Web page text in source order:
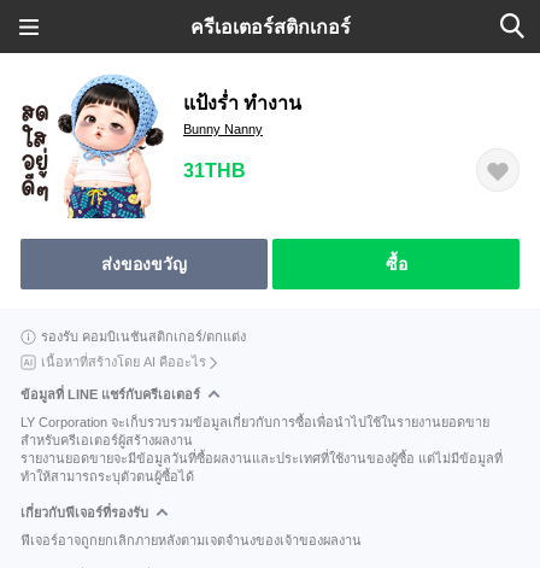
ครีเอเตอร์สติกเกอร์
แป้งร่ำ ทำงาน
Bunny Nanny
31THB
ส่งของขวัญ ซื้อ
รองรับ คอมบิเนชันสติกเกอร์/ตกแต่ง
เนื้อหาที่สร้างโดย AI คืออะไร
ข้อมูลที่ LINE แชร์กับครีเอเตอร์
LY Corporation จะเก็บรวบรวมข้อมูลเกี่ยวกับการซื้อเพื่อนำไปใช้ในรายงานยอดขาย
สำหรับครีเอเตอร์ผู้สร้างผลงาน
รายงานยอดขายจะมีข้อมูลวันที่ซื้อผลงานและประเทศที่ใช้งานของผู้ซื้อ แต่ไม่มีข้อมูลที่
ทำให้สามารถระบุตัวตนผู้ซื้อได้
เกี่ยวกับฟีเจอร์ที่รองรับ
ฟีเจอร์อาจถูกยกเลิกภายหลังตามเจตจำนงของเจ้าของผลงาน